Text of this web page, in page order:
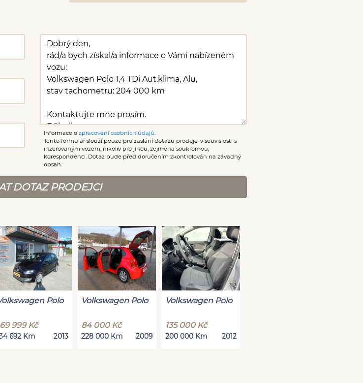
Informace o zpracování osobních údajů
Tento formulář slouží pouze pro zaslání dotazu prodejci v souvislosti s
inzerovaným vozem, nikoliv pro jinou, zejména soukromou,
korespondenci. Dotaz bude před doručením zkontrolován na závadný
obsah.
DOTAZ PRODEJCI
Polo
999 Kč
692 Km 2013
Volkswagen Polo
84 000 Kč
228 000 Km 2009
Volkswagen Polo
135 000 Kč
200 000 Km 2012